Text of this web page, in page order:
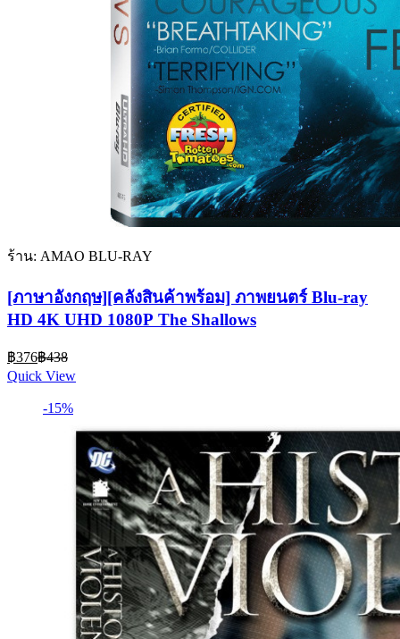
ร้าน: AMAO BLU-RAY
[ภาษาอังกฤษ][คลังสินค้าพร้อม] ภาพยนตร์ Blu-ray
HD 4K UHD 1080P The Shallows
฿376Current
price
is:
฿376.
฿438
was:
฿438.
Quick View
-15%